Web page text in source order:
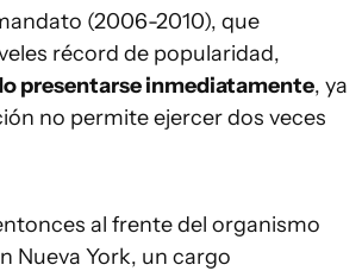
(2006-2010), que
récord de popularidad,
presentarse inmediatamente, ya
no permite ejercer dos veces
al frente del organismo
Nueva York, un cargo